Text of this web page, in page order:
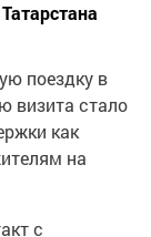
поездку в
визита стало
как
на
с